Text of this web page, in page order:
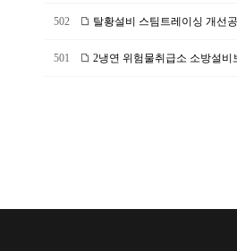
502 탈황설비 스팀트레이싱 개선
501 2냉연 위험물취급소 소방설비